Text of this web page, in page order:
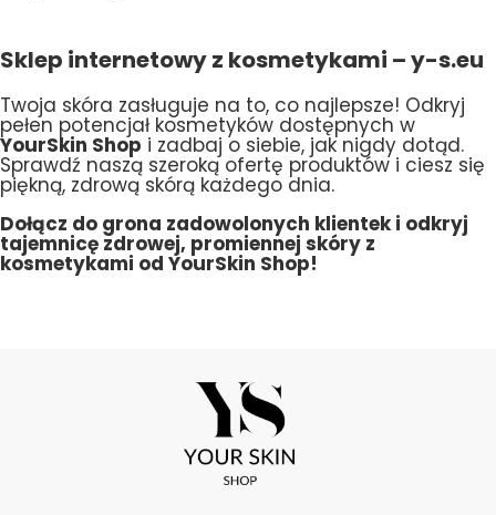
Sklep internetowy z kosmetykami – y-s.eu
Twoja skóra zasługuje na to, co najlepsze! Odkryj
pełen potencjał kosmetyków dostępnych w
YourSkin Shop i zadbaj o siebie, jak nigdy dotąd.
Sprawdź naszą szeroką ofertę produktów i ciesz się
piękną, zdrową skórą każdego dnia.
Dołącz do grona zadowolonych klientek i odkryj
tajemnicę zdrowej, promiennej skóry z
kosmetykami od YourSkin Shop!